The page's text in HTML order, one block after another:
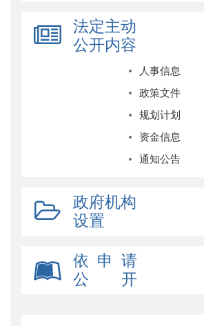
法定主动
公开内容
人事信息
政策文件
规划计划
资金信息
通知公告
政府机构
设置
依 申 请
公 开